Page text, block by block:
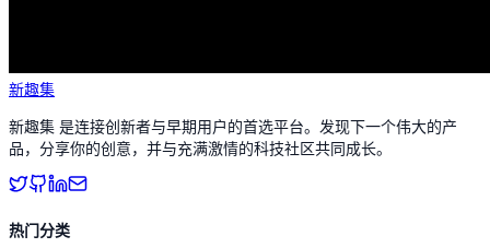
新趣集
新趣集 是连接创新者与早期用户的首选平台。发现下一个伟大的产
品，分享你的创意，并与充满激情的科技社区共同成长。
热门分类